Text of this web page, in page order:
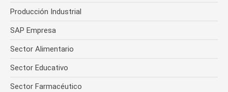
Producción Industrial
SAP Empresa
Sector Alimentario
Sector Educativo
Sector Farmacéutico